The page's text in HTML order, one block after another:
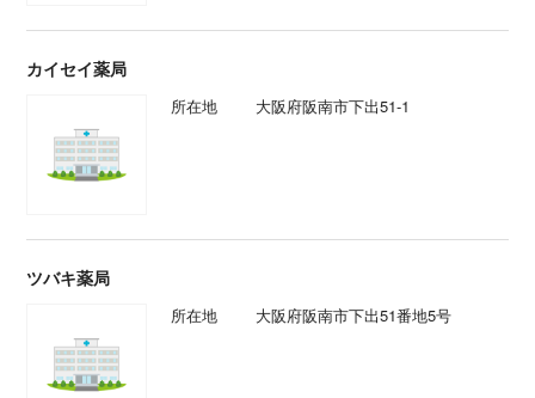
カイセイ薬局
所在地 大阪府阪南市下出51-1
ツバキ薬局
所在地 大阪府阪南市下出51番地5号